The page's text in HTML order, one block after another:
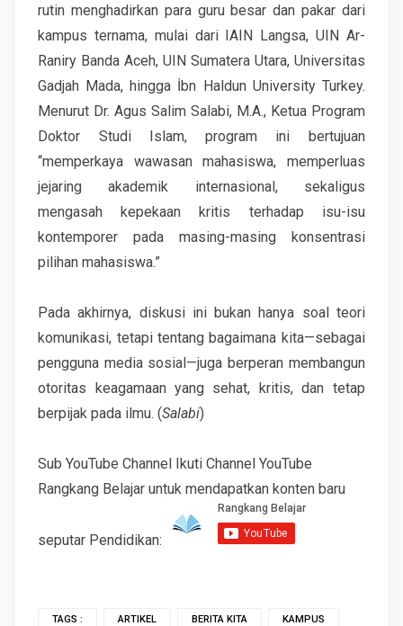
rutin menghadirkan para guru besar dan pakar dari
kampus ternama, mulai dari IAIN Langsa, UIN Ar-
Raniry Banda Aceh, UIN Sumatera Utara, Universitas
Gadjah Mada, hingga İbn Haldun University Turkey.
Menurut Dr. Agus Salim Salabi, M.A., Ketua Program
Doktor Studi Islam, program ini bertujuan
“memperkaya wawasan mahasiswa, memperluas
jejaring akademik internasional, sekaligus
mengasah kepekaan kritis terhadap isu-isu
kontemporer pada masing-masing konsentrasi
pilihan mahasiswa.”
Pada akhirnya, diskusi ini bukan hanya soal teori
komunikasi, tetapi tentang bagaimana kita—sebagai
pengguna media sosial—juga berperan membangun
otoritas keagamaan yang sehat, kritis, dan tetap
berpijak pada ilmu. (Salabi)
Sub YouTube Channel Ikuti Channel YouTube
Rangkang Belajar untuk mendapatkan konten baru
seputar Pendidikan:
TAGS : ARTIKEL BERITA KITA KAMPUS